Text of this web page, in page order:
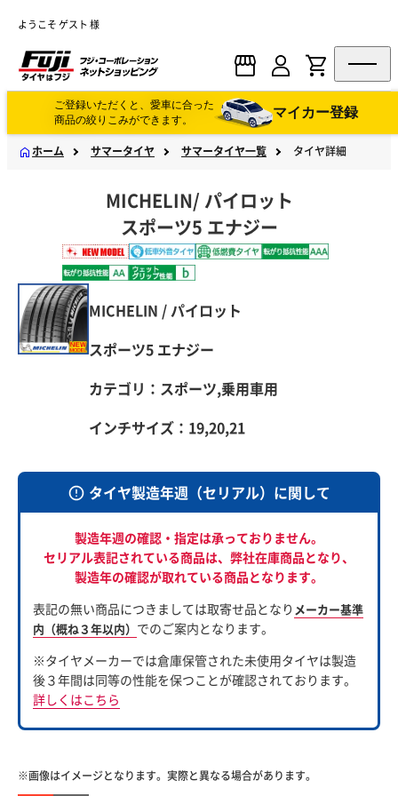
ようこそ ゲスト 様
ご登録いただくと、愛車に合った
商品の絞りこみができます。
マイカー登録
ホーム サマータイヤ サマータイヤ一覧 タイヤ詳細
MICHELIN/ パイロット
スポーツ5 エナジー
MICHELIN / パイロット
スポーツ5 エナジー
カテゴリ：スポーツ,乗用車用
インチサイズ：19,20,21
タイヤ製造年週（セリアル）に関して
製造年週の確認・指定は承っておりません。
セリアル表記されている商品は、 弊社在庫商品となり、
製造年の確認が取れている商品となります。
表記の無い商品につきましては取寄せ品となり メーカー基準
内（概ね３年以内） でのご案内となります。
※タイヤメーカーでは倉庫保管された未使用タイヤは製造
後３年間は同等の性能を保つことが確認されております。
詳しくはこちら
※画像はイメージとなります。実際と異なる場合があります。